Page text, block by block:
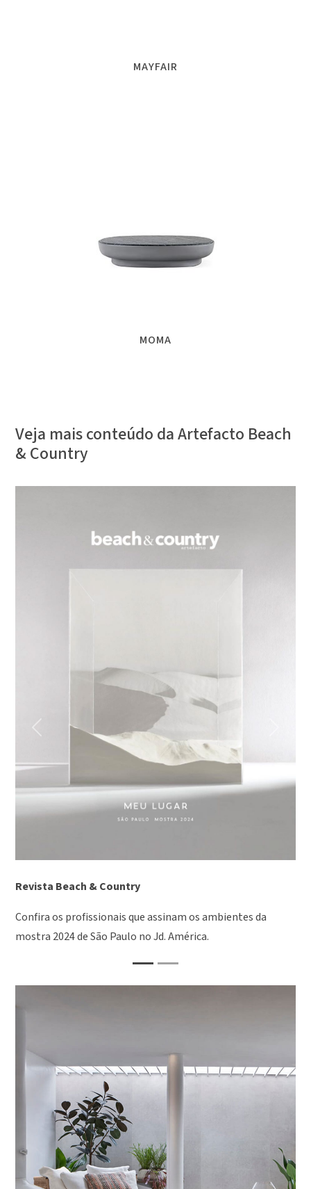
MAYFAIR
MOMA
Veja mais conteúdo da Artefacto Beach
& Country
Revista Beach & Country
Confira os profissionais que assinam os ambientes da
mostra 2024 de São Paulo no Jd. América.
Previous